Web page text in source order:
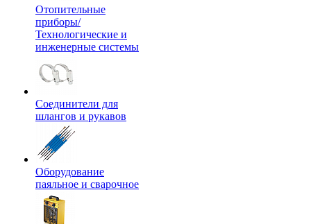
Отопительные
приборы/
Технологические и
инженерные системы
Соединители для
шлангов и рукавов
Оборудование
паяльное и сварочное